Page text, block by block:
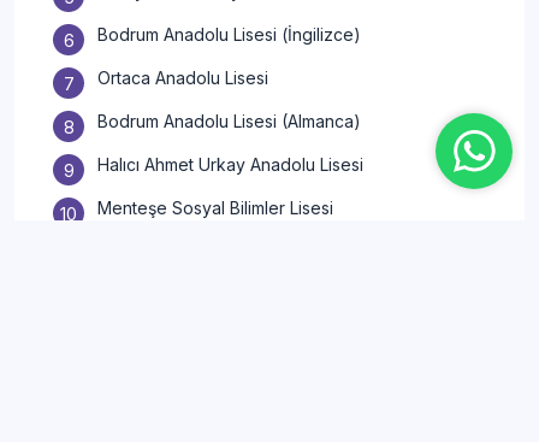
Bodrum Anadolu Lisesi (İngilizce)
Ortaca Anadolu Lisesi
Bodrum Anadolu Lisesi (Almanca)
Halıcı Ahmet Urkay Anadolu Lisesi
Menteşe Sosyal Bilimler Lisesi